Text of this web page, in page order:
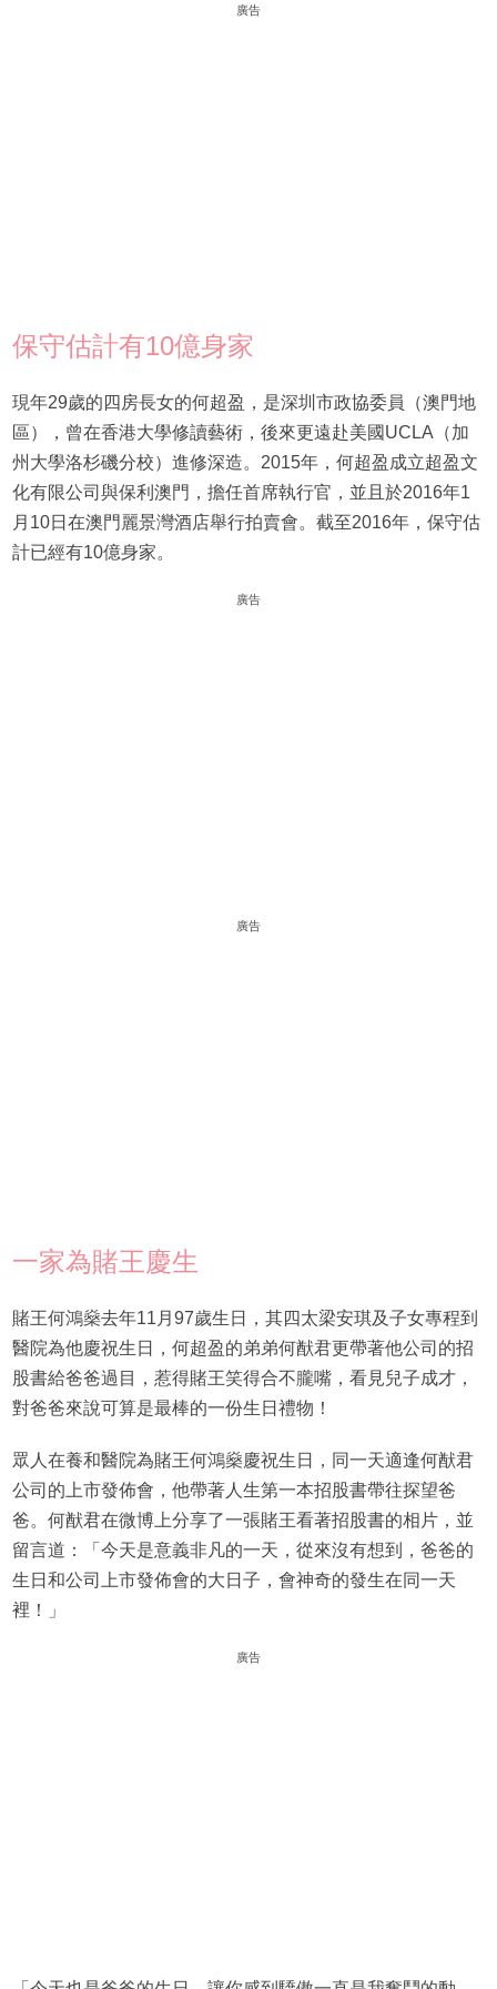
廣告
保守估計有10億身家
現年29歲的四房長女的何超盈，是深圳市政協委員（澳門地
區），曾在香港大學修讀藝術，後來更遠赴美國UCLA（加
州大學洛杉磯分校）進修深造。2015年，何超盈成立超盈文
化有限公司與保利澳門，擔任首席執行官，並且於2016年1
月10日在澳門麗景灣酒店舉行拍賣會。截至2016年，保守估
計已經有10億身家。
廣告
廣告
一家為賭王慶生
賭王何鴻燊去年11月97歲生日，其四太梁安琪及子女專程到
醫院為他慶祝生日，何超盈的弟弟何猷君更帶著他公司的招
股書給爸爸過目，惹得賭王笑得合不朧嘴，看見兒子成才，
對爸爸來說可算是最棒的一份生日禮物！
眾人在養和醫院為賭王何鴻燊慶祝生日，同一天適逢何猷君
公司的上市發佈會，他帶著人生第一本招股書帶往探望爸
爸。何猷君在微博上分享了一張賭王看著招股書的相片，並
留言道：「今天是意義非凡的一天，從來沒有想到，爸爸的
生日和公司上市發佈會的大日子，會神奇的發生在同一天
裡！」
廣告